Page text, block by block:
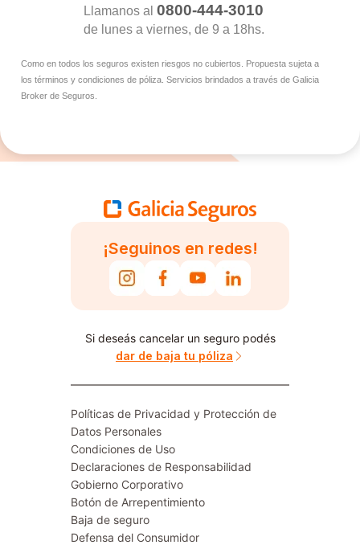
Llamanos al0800-444-3010
de lunes a viernes, de 9 a 18hs.
Como en todos los seguros existen riesgos no cubiertos. Propuesta sujeta a
los términos y condiciones de póliza. Servicios brindados a través de Galicia
Broker de Seguros.
¡Seguinos en redes!
Si deseás cancelar un seguro podés
dar de baja tu póliza
Políticas de Privacidad y Protección de
Datos Personales
Condiciones de Uso
Declaraciones de Responsabilidad
Gobierno Corporativo
Botón de Arrepentimiento
Baja de seguro
Defensa del Consumidor